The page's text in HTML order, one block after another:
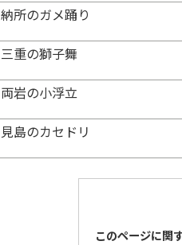
納所のガメ踊り
三重の獅子舞
両岩の小浮立
見島のカセドリ
このページに関